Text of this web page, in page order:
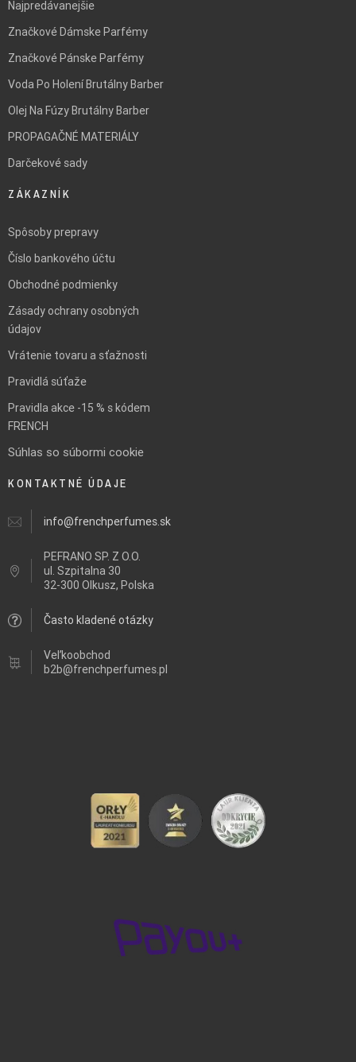
Najpredávanejšie
Značkové Dámske Parfémy
Značkové Pánske Parfémy
Voda Po Holení Brutálny Barber
Olej Na Fúzy Brutálny Barber
PROPAGAČNÉ MATERIÁLY
Darčekové sady
ZÁKAZNÍK
Spôsoby prepravy
Číslo bankového účtu
Obchodné podmienky
Zásady ochrany osobných
údajov
Vrátenie tovaru a sťažnosti
Pravidlá súťaže
Pravidla akce -15 % s kódem
FRENCH
Súhlas so súbormi cookie
KONTAKTNÉ ÚDAJE
info@frenchperfumes.sk
PEFRANO SP. Z O.O.
ul. Szpitalna 30
32-300 Olkusz, Polska
Často kladené otázky
Veľkoobchod
b2b@frenchperfumes.pl